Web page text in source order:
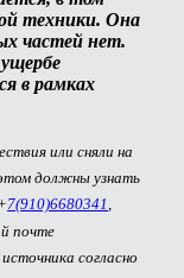
техники. Она
частей нет.
в рамках
или сняли на
должны узнать
7(910)6680341 ,
почте
согласно